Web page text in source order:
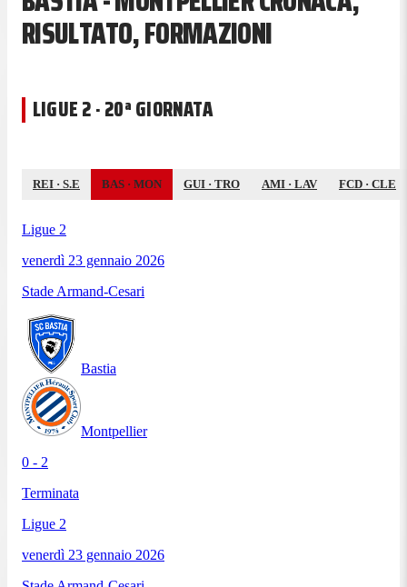
RISULTATO, FORMAZIONI
LIGUE 2 · 20ª GIORNATA
REI · S.E BAS · MON GUI · TRO AMI · LAV FCD · CLE
Ligue 2
venerdì 23 gennaio 2026
Stade Armand-Cesari
Bastia
Montpellier
0 - 2
Terminata
Ligue 2
venerdì 23 gennaio 2026